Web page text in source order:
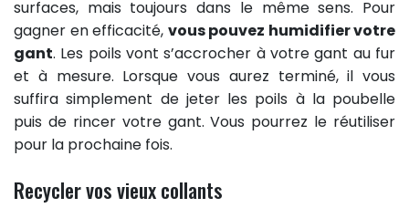
surfaces, mais toujours dans le même sens. Pour
gagner en efficacité, vous pouvez humidifier votre
gant. Les poils vont s’accrocher à votre gant au fur
et à mesure. Lorsque vous aurez terminé, il vous
suffira simplement de jeter les poils à la poubelle
puis de rincer votre gant. Vous pourrez le réutiliser
pour la prochaine fois.
Recycler vos vieux collants